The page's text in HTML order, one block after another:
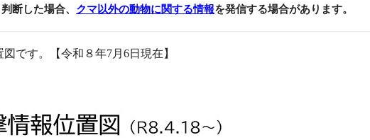
断した場合、 クマ以外の動物に関する情報を発信する場合があります。
です。【令和８年7月6日現在】